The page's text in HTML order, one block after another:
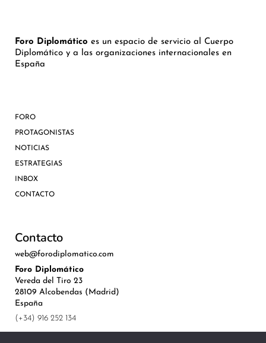
Foro Diplomático es un espacio de servicio al Cuerpo
Diplomático y a las organizaciones internacionales en
España
FORO
PROTAGONISTAS
NOTICIAS
ESTRATEGIAS
INBOX
CONTACTO
Contacto
web@forodiplomatico.com
Foro Diplomático
Vereda del Tiro 23
28109 Alcobendas (Madrid)
España
(+34) 916 252 134